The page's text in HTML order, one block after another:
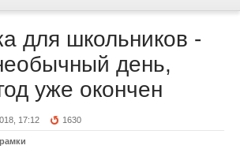
для школьников -
день,
уже окончен
17:12 1630